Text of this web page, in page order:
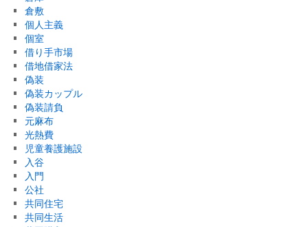
倉敷
個人主義
個室
借り手市場
借地借家法
偽装
偽装カップル
偽装請負
元麻布
光熱費
児童養護施設
入谷
入門
公社
共同住宅
共同生活